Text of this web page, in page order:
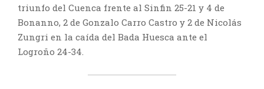
triunfo del Cuenca frente al Sinfin 25-21 y 4 de
Bonanno, 2 de Gonzalo Carro Castro y 2 de Nicolás
Zungri en la caída del Bada Huesca ante el
Logroño 24-34.